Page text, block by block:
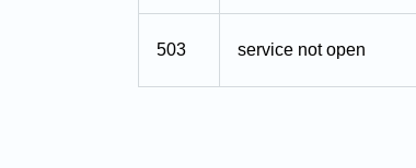
503 service not open